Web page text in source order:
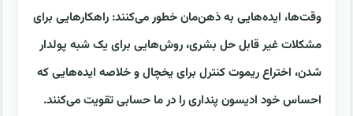
وقت‌ها، ایده‌هایی به ذهن‌مان خطور می‌کنند: راهکارهایی برای
مشکلات غیر قابل حل بشری، روش‌هایی برای یک شبه پولدار
شدن، اختراع ریموت کنترل برای یخچال و خلاصه ایده‌هایی که
احساس خود‌ ادیسون پنداری‌ را در ما حسابی تقویت می‌کنند.